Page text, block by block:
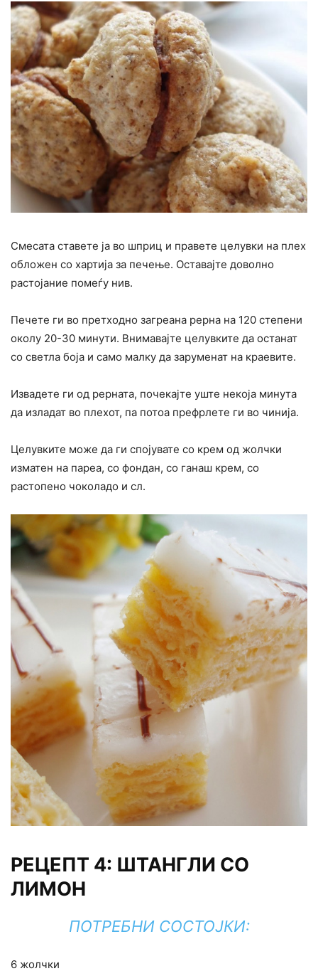
Смесата ставете ја во шприц и правете целувки на плех
обложен со хартија за печење. Оставајте доволно
растојание помеѓу нив.
Печете ги во претходно загреана рерна на 120 степени
околу 20-30 минути. Внимавајте целувките да останат
со светла боја и само малку да заруменат на краевите.
Извадете ги од рерната, почекајте уште некоја минута
да изладат во плехот, па потоа префрлете ги во чинија.
Целувките може да ги спојувате со крем од жолчки
изматен на пареа, со фондан, со ганаш крем, со
растопено чоколадо и сл.
РЕЦЕПТ 4: ШТАНГЛИ СО
ЛИМОН
ПОТРЕБНИ СОСТОЈКИ:
6 жолчки